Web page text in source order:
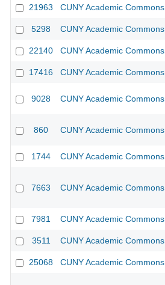
21963 CUNY Academic Commons
5298 CUNY Academic Commons
22140 CUNY Academic Commons
17416 CUNY Academic Commons
9028 CUNY Academic Commons
860 CUNY Academic Commons
1744 CUNY Academic Commons
7663 CUNY Academic Commons
7981 CUNY Academic Commons
3511 CUNY Academic Commons
25068 CUNY Academic Commons